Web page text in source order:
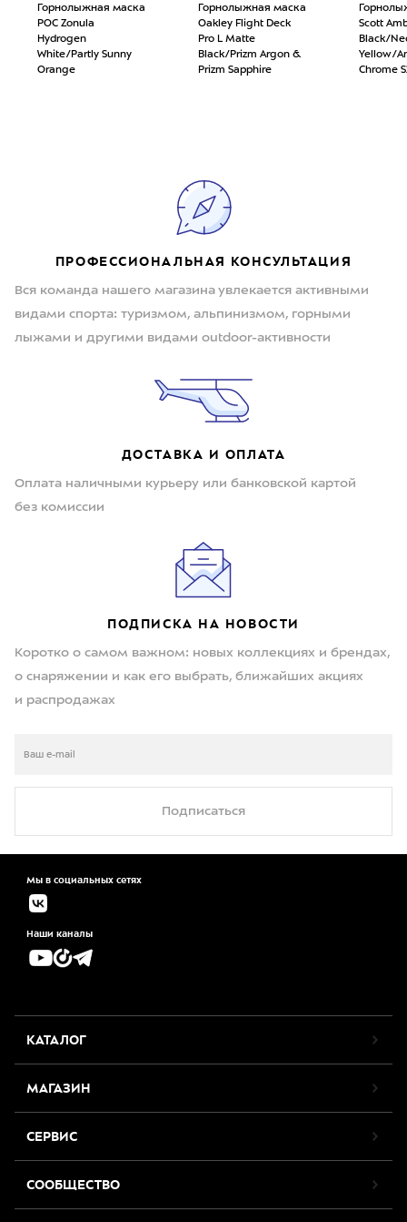
Горнолыжная маска
POC Zonula
Hydrogen
White/Partly Sunny
Orange
Горнолыжная маска
Oakley Flight Deck
Pro L Matte
Black/Prizm Argon &
Prizm Sapphire
Scott
Black/
Yellow/
Chrome
ПРОФЕССИОНАЛЬНАЯ КОНСУЛЬТАЦИЯ
Вся команда нашего магазина увлекается активными
видами спорта: туризмом, альпинизмом, горными
лыжами и другими видами outdoor-активности
ДОСТАВКА И ОПЛАТА
Оплата наличными курьеру или банковской картой
без комиссии
ПОДПИСКА НА НОВОСТИ
Коротко о самом важном: новых коллекциях и брендах,
о снаряжении и как его выбрать, ближайших акциях
и распродажах
Подписаться
Мы в социальных сетях
Наши каналы
КАТАЛОГ
МАГАЗИН
СЕРВИС
СООБЩЕСТВО